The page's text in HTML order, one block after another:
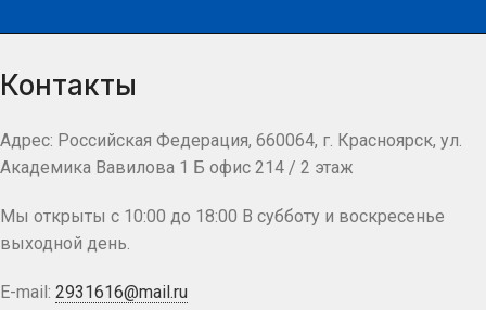
Контакты
Адрес: Российская Федерация, 660064, г. Красноярск, ул.
Академика Вавилова 1 Б офис 214 / 2 этаж
Мы открыты с 10:00 до 18:00 В субботу и воскресенье
выходной день.
E-mail: 2931616@mail.ru